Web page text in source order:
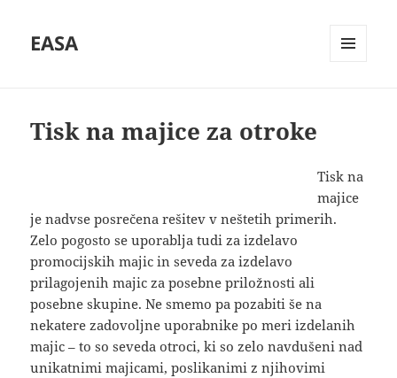
EASA
Tisk na majice za otroke
Tisk na
majice
je nadvse posrečena rešitev v neštetih primerih.
Zelo pogosto se uporablja tudi za izdelavo
promocijskih majic in seveda za izdelavo
prilagojenih majic za posebne priložnosti ali
posebne skupine. Ne smemo pa pozabiti še na
nekatere zadovoljne uporabnike po meri izdelanih
majic – to so seveda otroci, ki so zelo navdušeni nad
unikatnimi majicami, poslikanimi z njihovimi